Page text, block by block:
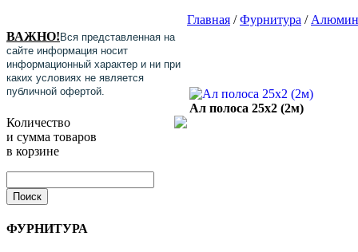
ВАЖНО! Вся представленная на
сайте информация носит
информационный характер и ни при
каких условиях не является
публичной офертой.
Количество
и сумма товаров
в корзине
ФУРНИТУРА
Главная /Фурнитура /
Ал полоса 25х2 (2м)